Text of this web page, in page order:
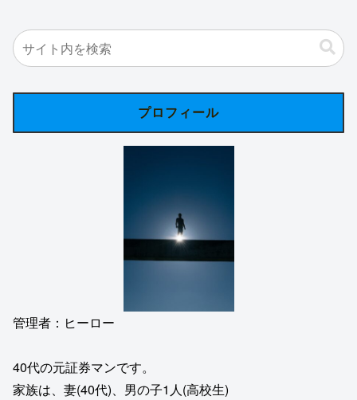
プロフィール
管理者：ヒーロー
40代の元証券マンです。
家族は、妻(40代)、男の子1人(高校生)